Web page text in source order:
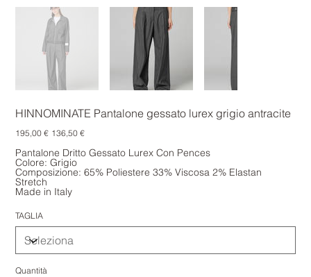
HINNOMINATE Pantalone gessato lurex grigio antracite
Prezzo
originale
195,00 € Prezzo
scontato
136,50 €
Pantalone Dritto Gessato Lurex Con Pences
Colore: Grigio
Composizione: 65% Poliestere 33% Viscosa 2% Elastan
Stretch
Made in Italy
TAGLIA
Quantità